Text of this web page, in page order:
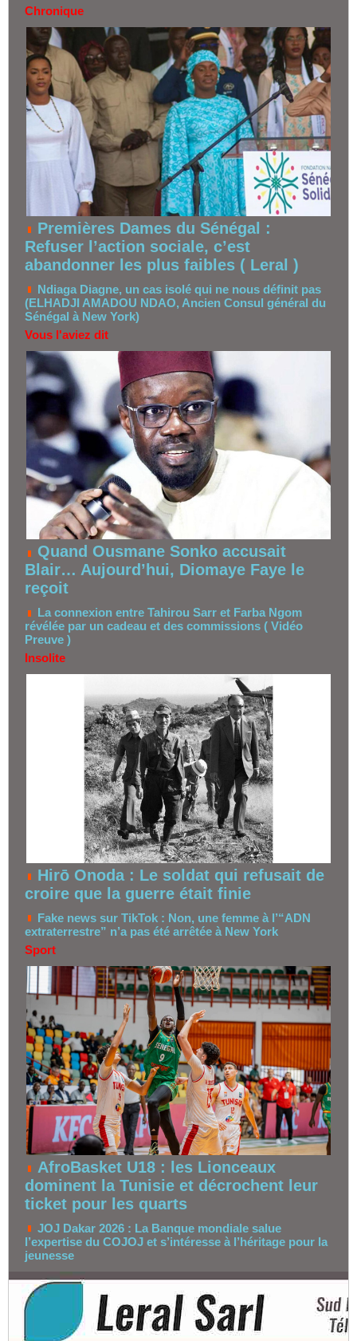
Chronique
Premières Dames du Sénégal :
Refuser l’action sociale, c’est
abandonner les plus faibles ( Leral )
Ndiaga Diagne, un cas isolé qui ne nous définit pas
(ELHADJI AMADOU NDAO, Ancien Consul général du
Sénégal à New York)
Vous l'aviez dit
Quand Ousmane Sonko accusait
Blair… Aujourd’hui, Diomaye Faye le
reçoit
La connexion entre Tahirou Sarr et Farba Ngom
révélée par un cadeau et des commissions ( Vidéo
Preuve )
Insolite
Hirō Onoda : Le soldat qui refusait de
croire que la guerre était finie
Fake news sur TikTok : Non, une femme à l’“ADN
extraterrestre” n’a pas été arrêtée à New York
Sport
AfroBasket U18 : les Lionceaux
dominent la Tunisie et décrochent leur
ticket pour les quarts
JOJ Dakar 2026 : La Banque mondiale salue
l’expertise du COJOJ et s’intéresse à l’héritage pour la
jeunesse